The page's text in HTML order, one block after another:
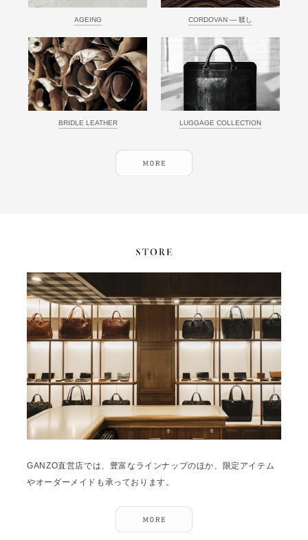
AGEING CORDOVAN ― 鞣し
BRIDLE LEATHER LUGGAGE COLLECTION
GANZO直営店では、豊富なラインナップのほか、限定アイテム
やオーダーメイドも承っております。